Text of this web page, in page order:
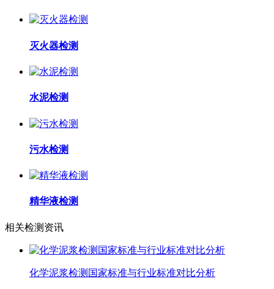
灭火器检测
水泥检测
污水检测
精华液检测
相关检测资讯
化学泥浆检测国家标准与行业标准对比分析